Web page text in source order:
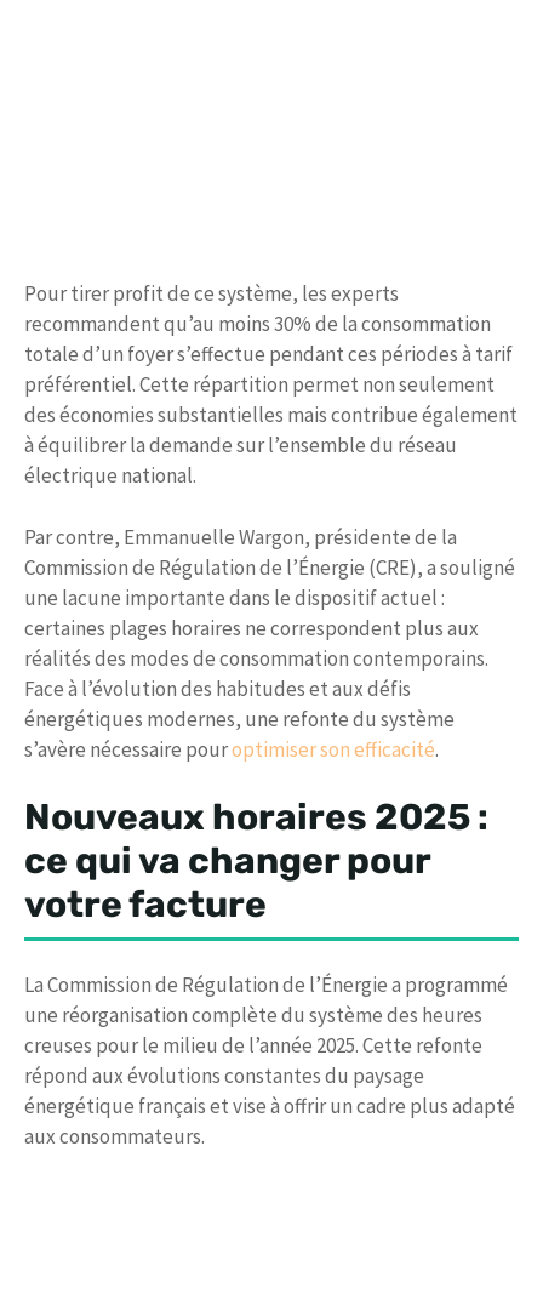
Pour tirer profit de ce système, les experts
recommandent qu’au moins 30% de la consommation
totale d’un foyer s’effectue pendant ces périodes à tarif
préférentiel. Cette répartition permet non seulement
des économies substantielles mais contribue également
à équilibrer la demande sur l’ensemble du réseau
électrique national.
Par contre, Emmanuelle Wargon, présidente de la
Commission de Régulation de l’Énergie (CRE), a souligné
une lacune importante dans le dispositif actuel :
certaines plages horaires ne correspondent plus aux
réalités des modes de consommation contemporains.
Face à l’évolution des habitudes et aux défis
énergétiques modernes, une refonte du système
s’avère nécessaire pouroptimiser son efficacité.
Nouveaux horaires 2025 :
ce qui va changer pour
votre facture
La Commission de Régulation de l’Énergie a programmé
une réorganisation complète du système des heures
creuses pour le milieu de l’année 2025. Cette refonte
répond aux évolutions constantes du paysage
énergétique français et vise à offrir un cadre plus adapté
aux consommateurs.